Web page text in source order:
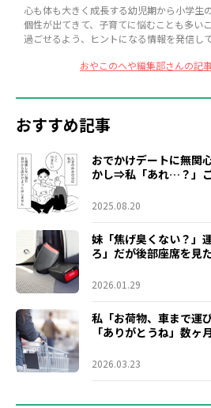
心も体も大きく成長する幼児期から小学生
個性が出てきて、子育てに悩むことも多い
過ごせるよう、ヒントになる情報を発信して
おやこのへや編集部さんの記
おすすめ記事
おでかけデートに無関
かし⇒私「あれ…？」
2025.08.20
妹「焦げ臭くない？」
ろ」だが後部座席を見
2026.01.29
私「お荷物、車まで運
「ありがとうね」数
2026.03.23